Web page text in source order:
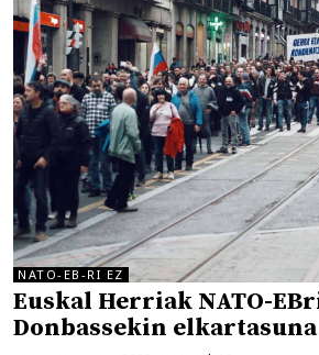
NATO-EB-RI EZ
Euskal Herriak NATO-
Donbassekin elkartasuna